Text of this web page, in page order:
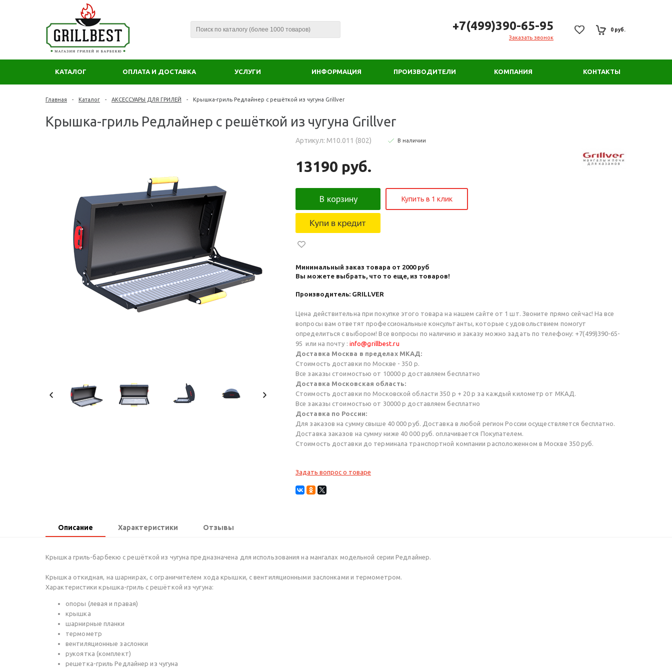
+7(499)390-65-95
Заказать звонок
0 руб.
КАТАЛОГ ОПЛАТА И ДОСТАВКА УСЛУГИ ИНФОРМАЦИЯ ПРОИЗВОДИТЕЛИ КОМПАНИЯ КОНТАКТЫ
Главная - Каталог - АКСЕССУАРЫ ДЛЯ ГРИЛЕЙ - Крышка-гриль Редлайнер с решёткой из чугуна Grillver
Крышка-гриль Редлайнер с решёткой из чугуна Grillver
Артикул: М10.011 (802) В наличии
13190 руб.
В корзину Купить в 1 клик
Минимальный заказ товара от 2000 руб
Вы можете выбрать, что то еще, из товаров!
Производитель: GRILLVER
Цена действительна при покупке этого товара на нашем сайте от 1 шт. Звоните прямо сейчас! На все
вопросы вам ответят профессиональные консультанты, которые с удовольствием помогут
определиться с выбором! Все вопросы по наличию и заказу можно задать по телефону: +7(499)390-65-
95 или на почту : info@grillbest.ru
Доставка Москва в пределах МКАД:
Стоимость доставки по Москве - 350 р.
Все заказы стоимостью от 10000 р доставляем бесплатно
Доставка Московская область:
Cтоимость доставки по Московской области 350 р + 20 р за каждый километр от МКАД.
Все заказы стоимостью от 30000 р доставляем бесплатно
Доставка по России:
Для заказов на сумму свыше 40 000 руб. Доставка в любой регион России осуществляется бесплатно.
Доставка заказов на сумму ниже 40 000 руб. оплачивается Покупателем.
Стоимость доставки до терминала транспортной компании расположенном в Москве 350 руб.
Задать вопрос о товаре
Описание Характеристики Отзывы
Крышка гриль-барбекю с решёткой из чугуна предназначена для использования на мангалах модельной серии Редлайнер.
Крышка откидная, на шарнирах, с ограничителем хода крышки, с вентиляционными заслонками и термометром.
Характеристики крышка-гриль с решёткой из чугуна:
опоры (левая и правая)
крышка
шарнирные планки
термометр
вентиляционные заслонки
рукоятка (комплект)
решетка-гриль Редлайнер из чугуна